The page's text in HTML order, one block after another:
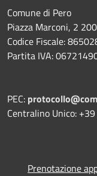
Comune di Pero
Piazza Marconi, 2
Codice Fiscale:
Partita IVA:
PEC:
Centralino Unico:
Prenotazione